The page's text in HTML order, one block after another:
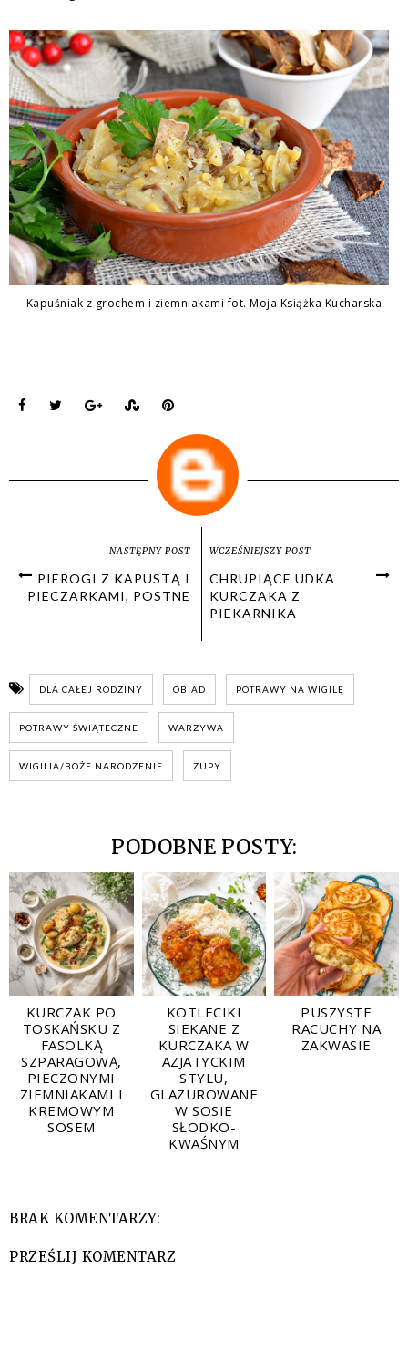
Kapuśniak z grochem i ziemniakami fot. Moja Książka Kucharska
NASTĘPNY POST
PIEROGI Z KAPUSTĄ I
PIECZARKAMI, POSTNE
WCZEŚNIEJSZY POST
CHRUPIĄCE UDKA
KURCZAKA Z
PIEKARNIKA
DLA CAŁEJ RODZINY OBIAD POTRAWY NA WIGILĘ
POTRAWY ŚWIĄTECZNE WARZYWA
WIGILIA/BOŻE NARODZENIE ZUPY
PODOBNE POSTY:
KURCZAK PO
TOSKAŃSKU Z
FASOLKĄ
SZPARAGOWĄ,
PIECZONYMI
ZIEMNIAKAMI I
KREMOWYM
SOSEM
KOTLECIKI
SIEKANE Z
KURCZAKA W
AZJATYCKIM
STYLU,
GLAZUROWANE
W SOSIE
SŁODKO-
KWAŚNYM
PUSZYSTE
RACUCHY NA
ZAKWASIE
BRAK KOMENTARZY:
PRZEŚLIJ KOMENTARZ